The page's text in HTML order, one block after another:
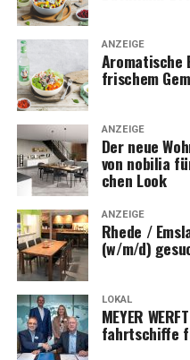
ANZEIGE
Aro­ma­ti­sche
fri­schem
ANZEIGE
Der neue
von nobi­lia
chen Look
ANZEIGE
Rhe­de /
(w/m/d)
LOKAL
MEYER
fahrt­schif­fe